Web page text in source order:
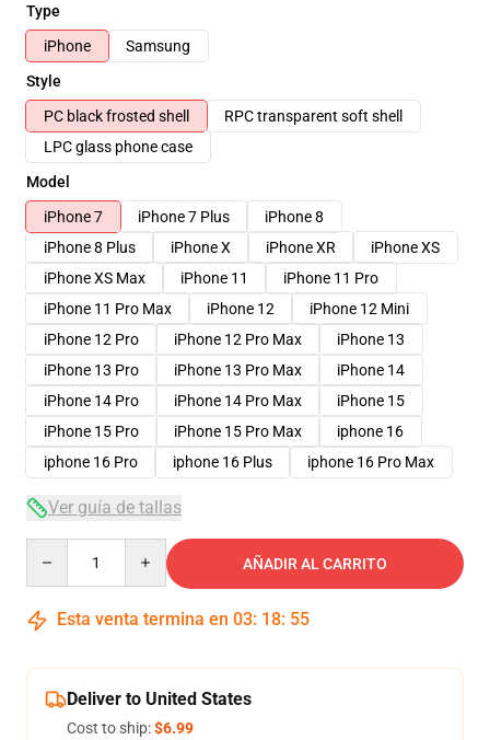
Type
iPhone
Samsung
Style
PC black frosted shell
RPC transparent soft shell
LPC glass phone case
Model
iPhone 7
iPhone 7 Plus
iPhone 8
iPhone 8 Plus
iPhone X iPhone XR
iPhone XS
iPhone XS Max
iPhone 11
iPhone 11 Pro
iPhone 11 Pro Max
iPhone 12
iPhone 12 Mini
iPhone 12 Pro
iPhone 12 Pro Max
iPhone 13
iPhone 13 Pro
iPhone 13 Pro Max
iPhone 14
iPhone 14 Pro
iPhone 14 Pro Max
iPhone 15
iPhone 15 Pro
iPhone 15 Pro Max
iphone 16
iphone 16 Pro
iphone 16 Plus iphone 16 Pro Max
Ver guía de tallas
AÑADIR AL CARRITO
Esta venta termina en 03: 18: 54
Deliver to United States
Cost to ship:$6.99